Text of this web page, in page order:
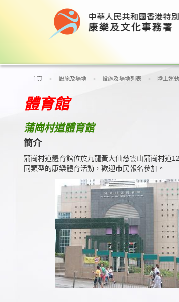
主頁 設施及場地 設施及場地列表 陸上運
體育館
蒲崗村道體育館
簡介
蒲崗村道體育館位於九龍黃大仙慈雲山蒲崗村道
同類型的康樂體育活動，歡迎市民報名參加。